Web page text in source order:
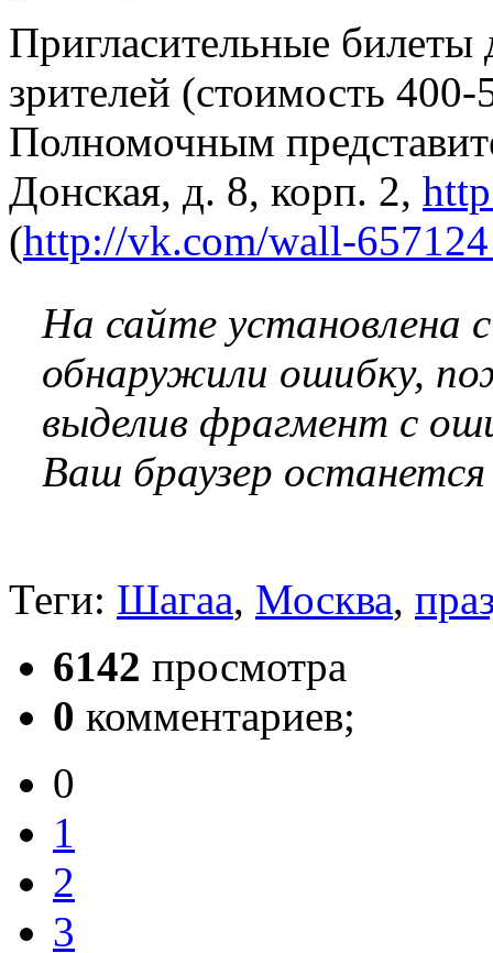
Пригласительные билеты
зрителей (стоимость
Полномочным
Донская, д. 8, корп. 2,
(http://vk.com/wall-
На сайте установлена
обнаружили ошибку,
выделив фрагмент с
Ваш браузер
Теги: Шагаа, Москва,
6142 просмотра
0 комментариев;
0
1
2
3